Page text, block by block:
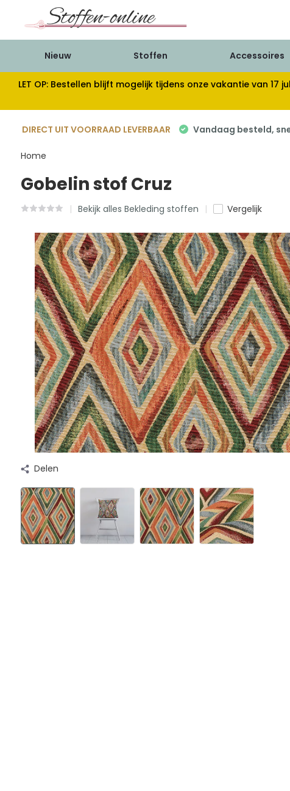
Nieuw Stoffen Accessoires
LET OP: Bestellen blijft mogelijk tijdens onze vakantie van
DIRECT UIT VOORRAAD LEVERBAAR Vandaag besteld,
Home
Gobelin stof Cruz
Bekijk alles Bekleding stoffen Vergelijk
Delen